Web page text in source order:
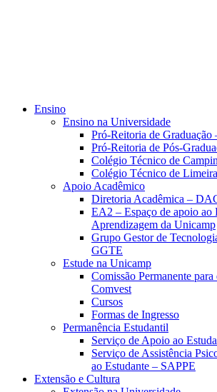
Ensino
Ensino na Universidade
Pró-Reitoria de Graduação
Pró-Reitoria de Pós-
Colégio Técnico de
Colégio Técnico de
Apoio Acadêmico
Diretoria Acadêmica –
EA2 – Espaço de apoio ao
Aprendizagem da Unicamp
Grupo Gestor de
GGTE
Estude na Unicamp
Comissão Permanente
Comvest
Cursos
Formas de Ingresso
Permanência Estudantil
Serviço de Apoio ao
Serviço de Assistência
ao Estudante – SAPPE
Extensão e Cultura